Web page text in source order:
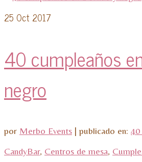
25 Oct 2017
40 cumpleaños
negro
por Merbo Events | publicado en: 40
CandyBar, Centros de mesa,